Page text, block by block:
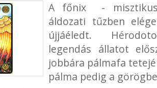
A főnix -
áldozati tűzben
újjáéledt.
legendás állatot
jobbára pálmafa
pálma pedig a